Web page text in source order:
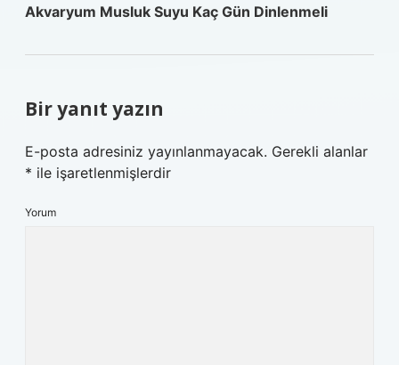
Akvaryum Musluk Suyu Kaç Gün Dinlenmeli
Bir yanıt yazın
E-posta adresiniz yayınlanmayacak. Gerekli alanlar
* ile işaretlenmişlerdir
Yorum